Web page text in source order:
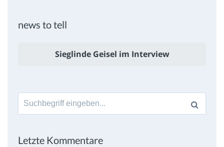
news to tell
Sieglinde Geisel im Interview
Suche
nach:
Letzte Kommentare